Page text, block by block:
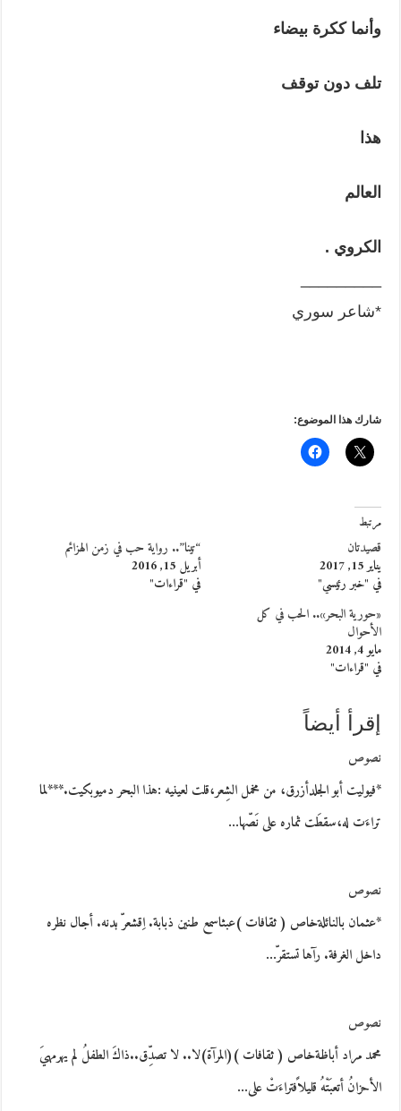
وأنما ككرة بيضاء
تلف دون توقف
هذا
العالم
الكروي .
*شاعر سوري
شارك هذا الموضوع:
مرتبط
قصيدتان
يناير 15, 2017
في "خبر رئيسي"
“تينا”.. رواية حب في زمن الهزائم
أبريل 15, 2016
في "قراءات"
«حورية البحر».. الحب في كل
الأحوال
مايو 4, 2014
في "قراءات"
إقرأ أيضاً
نصوص
*فيوليت أبو الجلدأزرق، من مخمل الشِعر،قلت لعينيه :هذا البحر دميوبكيت.***لما
تراءَت له،سقطَت ثماره على نَصّها…
نصوص
*عثمان بالنائلةخاص ( ثقافات )عبثاسمع طنين ذبابة. اِقشعرّ بدنه. أجال نظره
داخل الغرفة. رآها تستقرّ…
نصوص
محمد مراد أباظةخاص ( ثقافات )(المرآة)لا.. لا تصدِّق..ذاكَ الطفلُ لم يهرمهيَ
الأحزانُ أتعبَتْهُ قليلاًفتراءَتْ على…